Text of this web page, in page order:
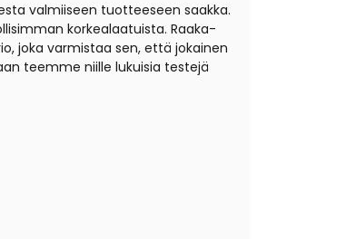
valmiiseen tuotteeseen saakka.
korkealaatuista. Raaka-
joka varmistaa sen, että jokainen
teemme niille lukuisia testejä